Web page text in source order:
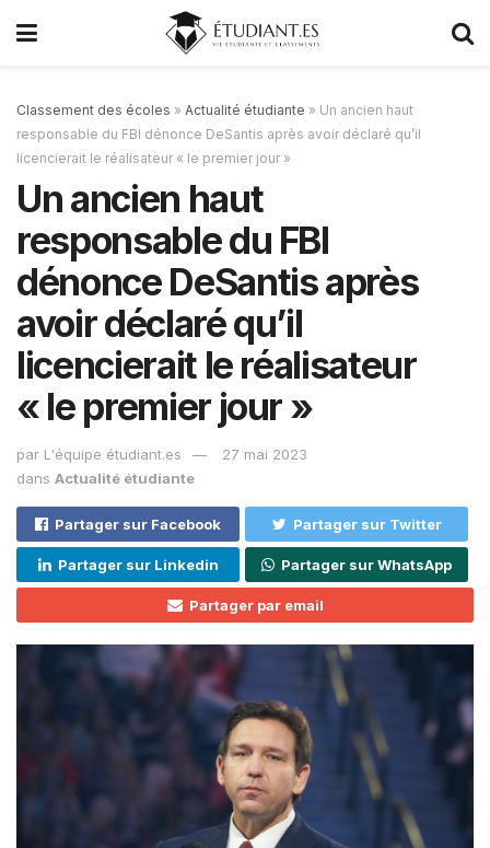
Classement des écoles » Actualité étudiante » Un ancien haut
responsable du FBI dénonce DeSantis après avoir déclaré qu’il
licencierait le réalisateur « le premier jour »
Un ancien haut
responsable du FBI
dénonce DeSantis après
avoir déclaré qu’il
licencierait le réalisateur
« le premier jour »
par L'équipe étudiant.es
27 mai 2023
dans Actualité étudiante
Partager sur Facebook Partager sur Twitter
Partager sur Linkedin Partager sur WhatsApp
Partager par email